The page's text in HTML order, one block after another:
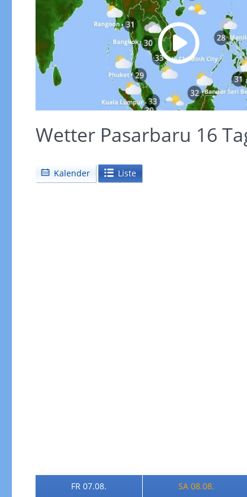
Wetter Pasarbaru 16
Kalender Liste
FR 07.08. SA 08.08.